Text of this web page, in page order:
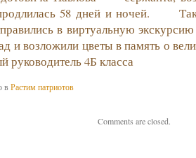
58 дней и ночей.
в виртуальную
и возложили цветы в память о
руководитель 4Б класса
вРастим патриотов
Comments are closed.